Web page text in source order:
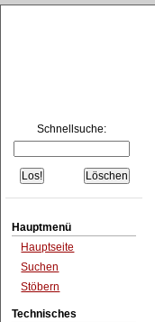
Schnellsuche:
Hauptmenü
Hauptseite
Suchen
Stöbern
Technisches